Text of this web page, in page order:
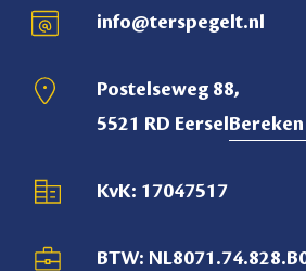
info@terspegelt.nl
Postelseweg 88,
5521 RD Eersel
KvK: 17047517
BTW: